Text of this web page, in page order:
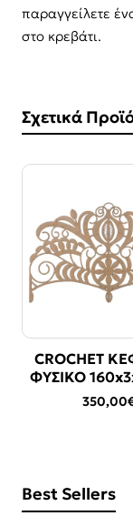
παραγγείλετε
στο κρεβάτι.
Σχετικά
CROCHET
ΦΥΣΙΚΟ
Best Sellers